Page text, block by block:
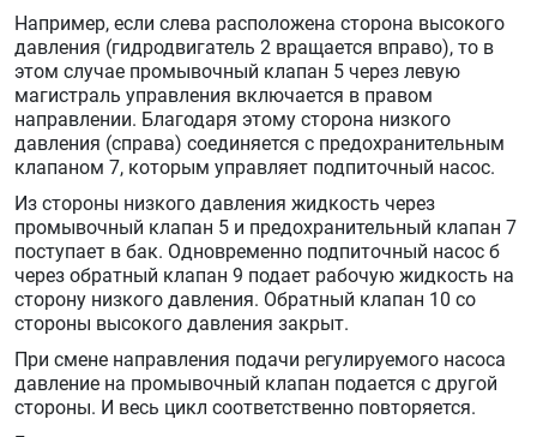
Например, если слева расположена сторона высокого
давления (гидродвигатель 2 вращается вправо), то в
этом случае промывочный клапан 5 через левую
магистраль управления включается в правом
направлении. Благодаря этому сторона низкого
давления (справа) соединяется с предохранительным
клапаном 7, которым управляет подпиточный насос.
Из стороны низкого давления жидкость через
промывочный клапан 5 и предохранительный клапан 7
поступает в бак. Одновременно подпиточный насос б
через обратный клапан 9 подает рабочую жидкость на
сторону низкого давления. Обратный клапан 10 со
стороны высокого давления закрыт.
При смене направления подачи регулируемого насоса
давление на промывочный клапан подается с другой
стороны. И весь цикл соответственно повторяется.